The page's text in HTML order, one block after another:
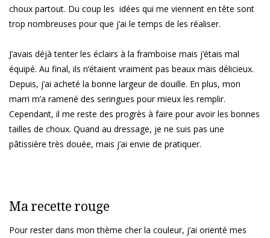
choux partout. Du coup les idées qui me viennent en tête sont
trop nombreuses pour que j’ai le temps de les réaliser.
J’avais déjà tenter les éclairs à la framboise mais j’étais mal
équipé. Au final, ils n’étaient vraiment pas beaux mais délicieux.
Depuis, j’ai acheté la bonne largeur de douille. En plus, mon
marri m’a ramené des seringues pour mieux les remplir.
Cependant, il me reste des progrès à faire pour avoir les bonnes
tailles de choux. Quand au dressage, je ne suis pas une
pâtissière très douée, mais j’ai envie de pratiquer.
Ma recette rouge
Pour rester dans mon thème cher la couleur, j’ai orienté mes